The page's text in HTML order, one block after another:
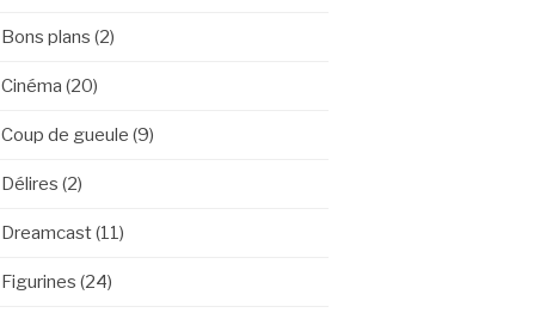
Bons plans (2)
Cinéma (20)
Coup de gueule (9)
Délires (2)
Dreamcast(11)
Figurines (24)